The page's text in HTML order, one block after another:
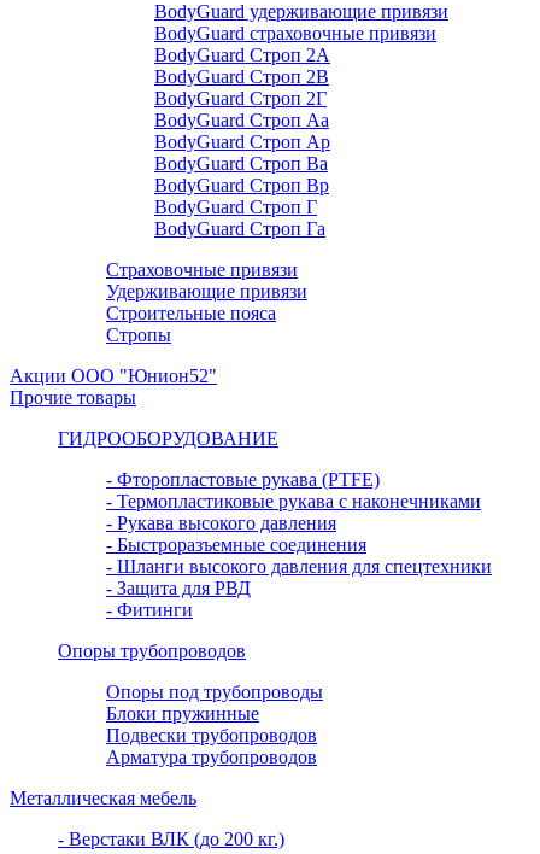
BodyGuard удерживающие привязи
BodyGuard страховочные привязи
BodyGuard Строп 2А
BodyGuard Строп 2В
BodyGuard Строп 2Г
BodyGuard Строп Аа
BodyGuard Строп Ар
BodyGuard Строп Ва
BodyGuard Строп Вр
BodyGuard Строп Г
BodyGuard Строп Га
Страховочные привязи
Удерживающие привязи
Строительные пояса
Стропы
Акции ООО "Юнион52"
Прочие товары
ГИДРООБОРУДОВАНИЕ
- Фторопластовые рукава (PTFE)
- Термопластиковые рукава с наконечниками
- Рукава высокого давления
- Быстроразъемные соединения
- Шланги высокого давления для спецтехники
- Защита для РВД
- Фитинги
Опоры трубопроводов
Опоры под трубопроводы
Блоки пружинные
Подвески трубопроводов
Арматура трубопроводов
Металлическая мебель
- Верстаки ВЛК (до 200 кг.)